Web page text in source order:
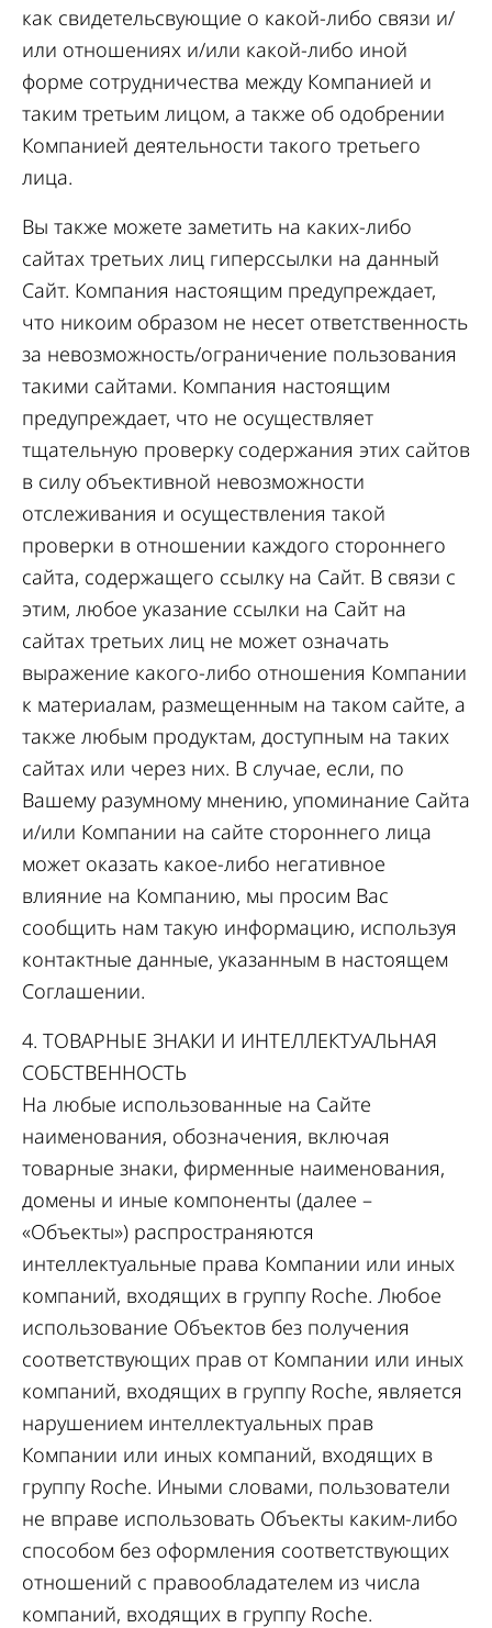
как свидетельсвующие о какой-либо связи и/
или отношениях и/или какой-либо иной
форме сотрудничества между Компанией и
таким третьим лицом, а также об одобрении
Компанией деятельности такого третьего
лица.
Вы также можете заметить на каких-либо
сайтах третьих лиц гиперссылки на данный
Сайт. Компания настоящим предупреждает,
что никоим образом не несет ответственность
за невозможность/ограничение пользования
такими сайтами. Компания настоящим
предупреждает, что не осуществляет
тщательную проверку содержания этих сайтов
в силу объективной невозможности
отслеживания и осуществления такой
проверки в отношении каждого стороннего
сайта, содержащего ссылку на Сайт. В связи с
этим, любое указание ссылки на Сайт на
сайтах третьих лиц не может означать
выражение какого-либо отношения Компании
к материалам, размещенным на таком сайте, а
также любым продуктам, доступным на таких
сайтах или через них. В случае, если, по
Вашему разумному мнению, упоминание Сайта
и/или Компании на сайте стороннего лица
может оказать какое-либо негативное
влияние на Компанию, мы просим Вас
сообщить нам такую информацию, используя
контактные данные, указанным в настоящем
Соглашении.
4. ТОВАРНЫЕ ЗНАКИ И ИНТЕЛЛЕКТУАЛЬНАЯ
СОБСТВЕННОСТЬ
На любые использованные на Сайте
наименования, обозначения, включая
товарные знаки, фирменные наименования,
домены и иные компоненты (далее –
«Объекты») распространяются
интеллектуальные права Компании или иных
компаний, входящих в группу Roche. Любое
использование Объектов без получения
соответствующих прав от Компании или иных
компаний, входящих в группу Roche, является
нарушением интеллектуальных прав
Компании или иных компаний, входящих в
группу Roche. Иными словами, пользователи
не вправе использовать Объекты каким-либо
способом без оформления соответствующих
отношений с правообладателем из числа
компаний, входящих в группу Roche.